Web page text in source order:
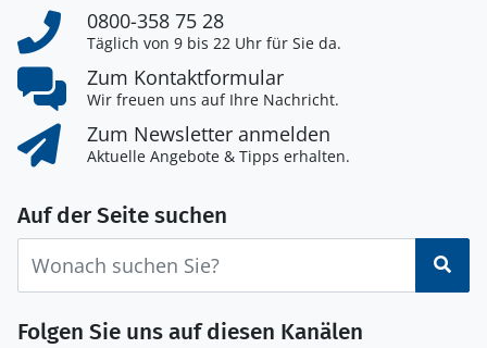
0800-358 75 28
Täglich von 9 bis 22 Uhr für Sie da.
Zum Kontaktformular
Wir freuen uns auf Ihre Nachricht.
Zum Newsletter anmelden
Aktuelle Angebote & Tipps erhalten.
Auf der Seite suchen
Folgen Sie uns auf diesen Kanälen